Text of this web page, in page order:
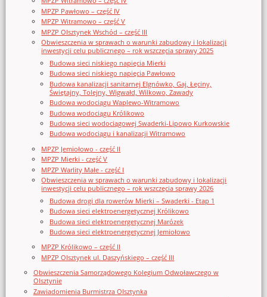
MPZP Pawłowo – część IV
MPZP Witramowo – część V
MPZP Olsztynek Wschód – część III
Obwieszczenia w sprawach o warunki zabudowy i lokalizacji
inwestycji celu publicznego – rok wszczęcia sprawy 2025
Budowa sieci niskiego napięcia Mierki
Budowa sieci niskiego napięcia Pawłowo
Budowa kanalizacji sanitarnej Elgnówko, Gaj, Łęciny,
Świętajny, Tolejny, Wigwałd, Wilkowo, Zawady
Budowa wodociągu Waplewo-Witramowo
Budowa wodociągu Królikowo
Budowa sieci wodociągowej Swaderki-Lipowo Kurkowskie
Budowa wodociągu i kanalizacji Witramowo
MPZP Jemiołowo - część II
MPZP Mierki - część V
MPZP Warlity Małe - część I
Obwieszczenia w sprawach o warunki zabudowy i lokalizacji
inwestycji celu publicznego – rok wszczęcia sprawy 2026
Budowa drogi dla rowerów Mierki – Swaderki - Etap 1
Budowa sieci elektroenergetycznej Królikowo
Budowa sieci elektroenergetycznej Marózek
Budowa sieci elektroenergetycznej Jemiołowo
MPZP Królikowo – część II
MPZP Olsztynek ul. Daszyńskiego – część III
Obwieszczenia Samorządowego Kolegium Odwoławczego w
Olsztynie
Zawiadomienia Burmistrza Olsztynka